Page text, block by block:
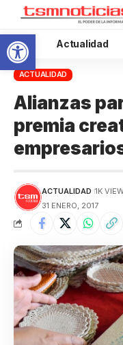
Abrir barra de
Inicio Actualidad
ACTUALIDAD
Alianzas
premia
ACTUALIDAD 1K
31 ENERO, 2017